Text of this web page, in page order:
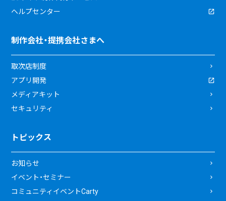
ヘルプセンター
制作会社・提携会社さまへ
取次店制度
アプリ開発
メディアキット
セキュリティ
トピックス
お知らせ
イベント・セミナー
コミュニティイベントCarty